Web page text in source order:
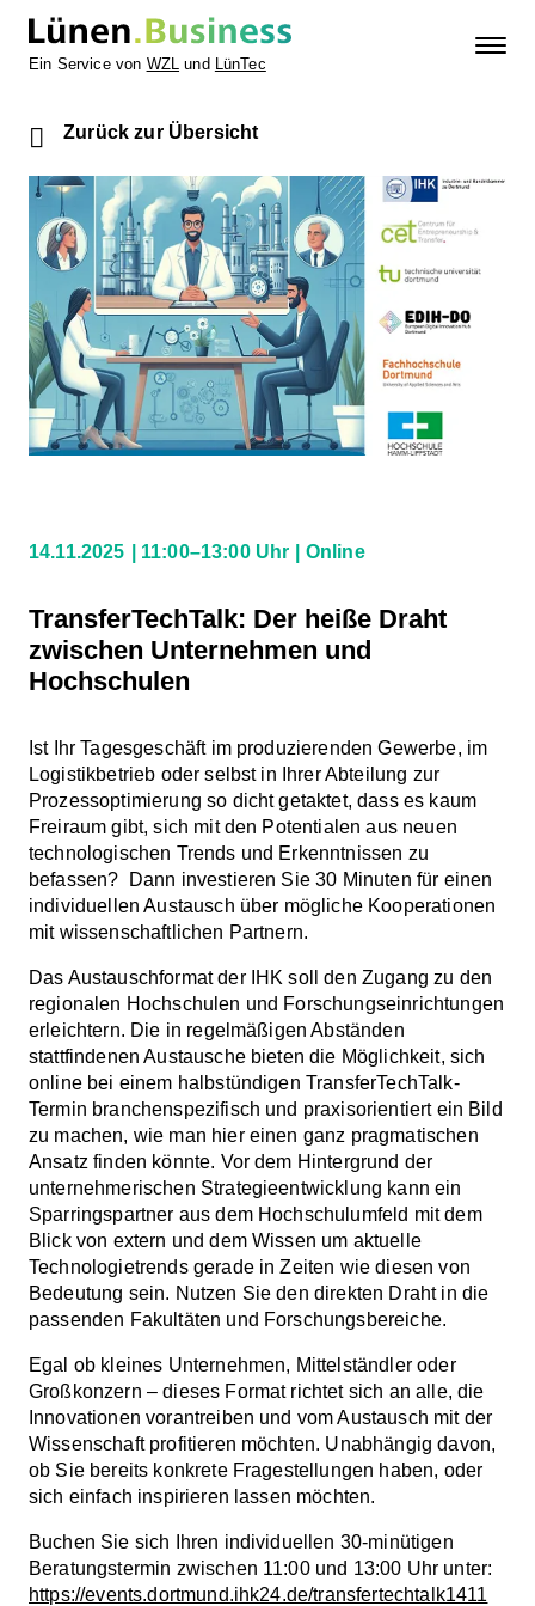
Ein Service von WZL und LünTec
Zurück zur Übersicht
14.11.2025 11:00–13:00 Uhr Online
TransferTechTalk: Der heiße Draht
zwischen Unternehmen und
Hochschulen
Ist Ihr Tagesgeschäft im produzierenden Gewerbe, im
Logistikbetrieb oder selbst in Ihrer Abteilung zur
Prozessoptimierung so dicht getaktet, dass es kaum
Freiraum gibt, sich mit den Potentialen aus neuen
technologischen Trends und Erkenntnissen zu
befassen? Dann investieren Sie 30 Minuten für einen
individuellen Austausch über mögliche Kooperationen
mit wissenschaftlichen Partnern.
Das Austauschformat der IHK soll den Zugang zu den
regionalen Hochschulen und Forschungseinrichtungen
erleichtern. Die in regelmäßigen Abständen
stattfindenen Austausche bieten die Möglichkeit, sich
online bei einem halbstündigen TransferTechTalk-
Termin branchenspezifisch und praxisorientiert ein Bild
zu machen, wie man hier einen ganz pragmatischen
Ansatz finden könnte. Vor dem Hintergrund der
unternehmerischen Strategieentwicklung kann ein
Sparringspartner aus dem Hochschulumfeld mit dem
Blick von extern und dem Wissen um aktuelle
Technologietrends gerade in Zeiten wie diesen von
Bedeutung sein. Nutzen Sie den direkten Draht in die
passenden Fakultäten und Forschungsbereiche.
Egal ob kleines Unternehmen, Mittelständler oder
Großkonzern – dieses Format richtet sich an alle, die
Innovationen vorantreiben und vom Austausch mit der
Wissenschaft profitieren möchten. Unabhängig davon,
ob Sie bereits konkrete Fragestellungen haben, oder
sich einfach inspirieren lassen möchten.
Buchen Sie sich Ihren individuellen 30-minütigen
Beratungstermin zwischen 11:00 und 13:00 Uhr unter:
https://events.dortmund.ihk24.de/transfertechtalk1411